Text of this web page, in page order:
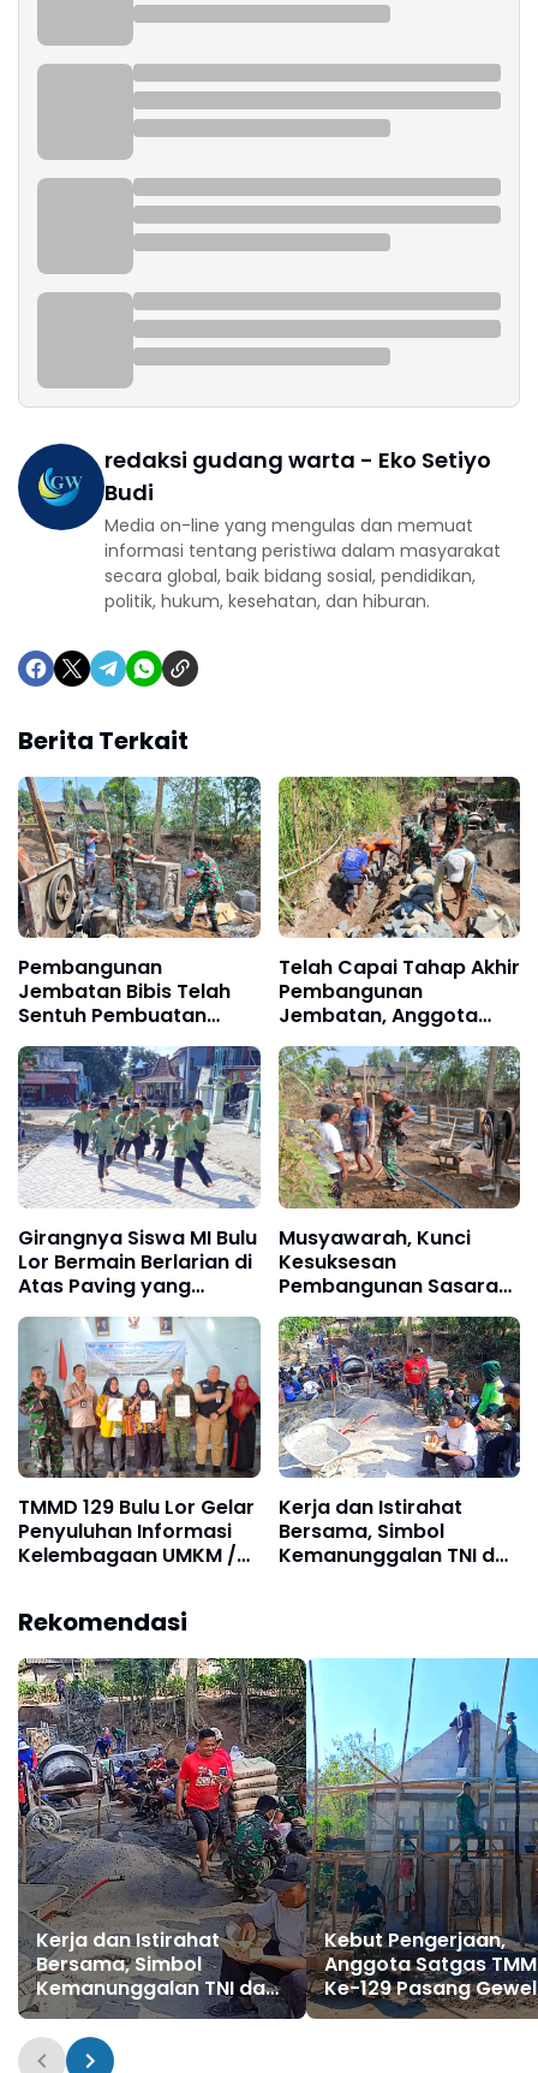
redaksi gudang warta - Eko Setiyo
Budi
Media on-line yang mengulas dan memuat
informasi tentang peristiwa dalam masyarakat
secara global, baik bidang sosial, pendidikan,
politik, hukum, kesehatan, dan hiburan.
Berita Terkait
Pembangunan
Jembatan Bibis Telah
Sentuh Pembuatan
Loning Kanan Kiri
Telah Capai Tahap Akhir
Pembangunan
Jembatan, Anggota
Satgas TMMD Ke-129
Fokus Bangun Talud
Jalan
Girangnya Siswa MI Bulu
Lor Bermain Berlarian di
Atas Paving yang
Sementara Dibangun
TMMD 129
Musyawarah, Kunci
Kesuksesan
Pembangunan Sasaran
Fisik TMMD Ke-129
TMMD 129 Bulu Lor Gelar
Penyuluhan Informasi
Kelembagaan UMKM /
Kerja dan Istirahat
Bersama, Simbol
Kemanunggalan TNI dan
Rekomendasi
Kerja dan Istirahat
Bersama, Simbol
Kemanunggalan TNI dan
Rakyat di TMMD 129 Bulu
Lor Ponorogo
Kebut Pengerjaan,
Anggota Satgas
Ke-129 Pasang Gewel
Penopang Atap